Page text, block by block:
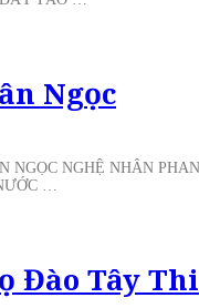
Ngọc
NGỌC NGHỆ NHÂN
…
Đào Tây Thi